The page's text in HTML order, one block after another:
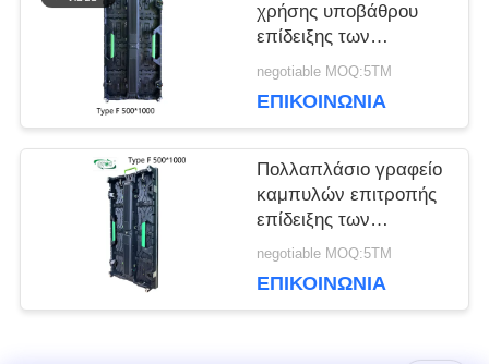
ΧΆΡΤΗΣ
ΙΣΤΌΤΟΠΟΥ
ΠΟΛΙΤΙΚΉ
ΜΥΣΤΙΚΌΤΗΤΑΣ
χρήσης υποβάθρου
επίδειξης των
οδηγήσεων σκηνικού
1R1G1B
negotiable MOQ:5ΤΜ
ΕΠΙΚΟΙΝΩΝΊΑ
Πολλαπλάσιο γραφείο
καμπυλών επιτροπής
επίδειξης των
οδηγήσεων σκηνικού
negotiable MOQ:5ΤΜ
ΕΠΙΚΟΙΝΩΝΊΑ